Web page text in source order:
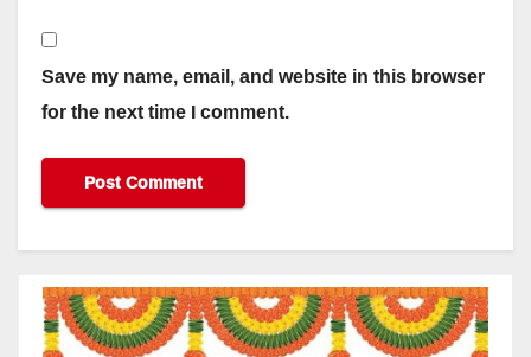
Save my name, email, and website in this browser
for the next time I comment.